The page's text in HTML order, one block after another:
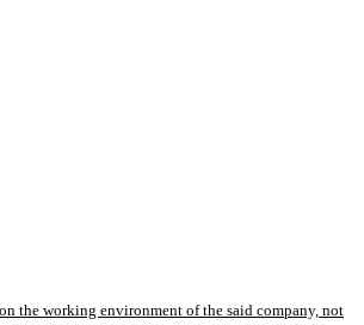
the working environment of the said company, not